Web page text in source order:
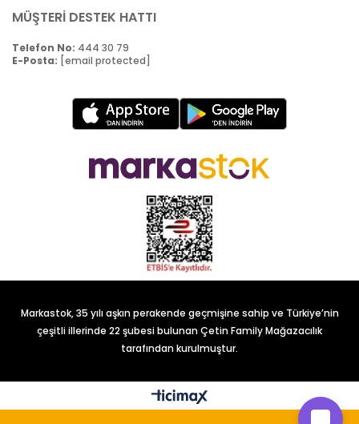
MÜŞTERİ DESTEK HATTI
Telefon No: 444 30 79
E-Posta: [email protected]
Markastok, 35 yılı aşkın perakende geçmişine sahip ve Türkiye’nin
çeşitli illerinde 22 şubesi bulunan Çetin Family Mağazacılık
tarafından kurulmuştur.